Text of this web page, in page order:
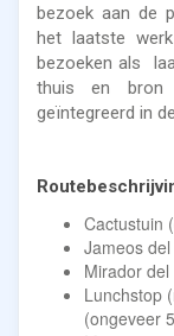
bezoek aan de
het laatste
bezoeken als
thuis en bron
geïntegreerd in
Cactustuin
Jameos
Mirador
Lunchstop
(ongeveer